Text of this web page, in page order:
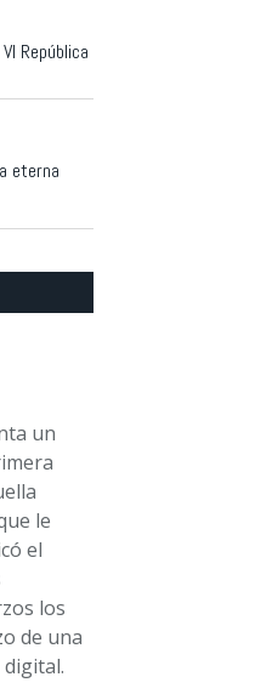
República
eterna
un
le
el
los
de una